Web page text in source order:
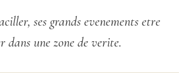
ses grands evenements etre
dans une zone de verite.